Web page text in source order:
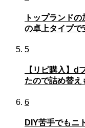
トップランド
の卓上タイプで
5
【リピ購入】d
たので詰め替え
6
DIY苦手でもニ